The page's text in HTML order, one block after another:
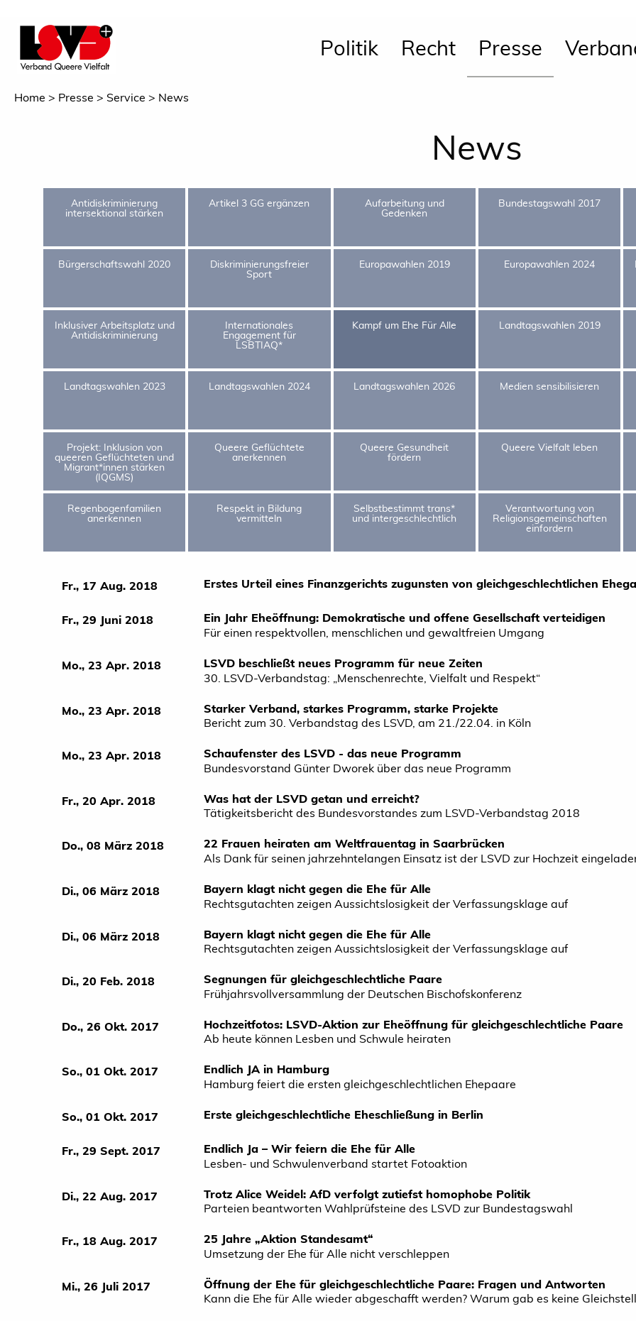
Politik Recht Presse
Home Presse Service News
News
Antidiskriminierung
intersektional stärken
Artikel 3 GG ergänzen Aufarbeitung und
Gedenken
Bundestagswahl 2017
Bürgerschaftswahl 2020 Diskriminierungsfreier
Sport
Europawahlen 2019 Europawahlen 2024
Inklusiver Arbeitsplatz und
Antidiskriminierung
Internationales
Engagement für
LSBTIAQ*
Kampf um Ehe Für Alle Landtagswahlen 2019
Landtagswahlen 2023 Landtagswahlen 2024 Landtagswahlen 2026 Medien sensibilisieren
Projekt: Inklusion von
queeren Geflüchteten und
Migrant*innen stärken
(IQGMS)
Queere Geflüchtete
anerkennen
Queere Gesundheit
fördern
Queere Vielfalt leben
Regenbogenfamilien
anerkennen
Respekt in Bildung
vermitteln
Selbstbestimmt trans*
und intergeschlechtlich
Verantwortung von
Religionsgemeinschaften
einfordern
Fr., 17 Aug. 2018 Erstes Urteil eines Finanzgerichts zugunsten von gleichgeschlechtlichen
Fr., 29 Juni 2018
Ein Jahr Eheöffnung: Demokratische und offene Gesellschaft verteidigen
Für einen respektvollen, menschlichen und gewaltfreien Umgang
Mo., 23 Apr. 2018
LSVD beschließt neues Programm für neue Zeiten
30. LSVD-Verbandstag: „Menschenrechte, Vielfalt und Respekt“
Mo., 23 Apr. 2018
Starker Verband, starkes Programm, starke Projekte
Bericht zum 30. Verbandstag des LSVD, am 21./22.04. in Köln
Mo., 23 Apr. 2018
Schaufenster des LSVD - das neue Programm
Bundesvorstand Günter Dworek über das neue Programm
Fr., 20 Apr. 2018
Was hat der LSVD getan und erreicht?
Tätigkeitsbericht des Bundesvorstandes zum LSVD-Verbandstag 2018
Do., 08 März 2018
22 Frauen heiraten am Weltfrauentag in Saarbrücken
Als Dank für seinen jahrzehntelangen Einsatz ist der LSVD zur Hochzeit
Di., 06 März 2018
Bayern klagt nicht gegen die Ehe für Alle
Rechtsgutachten zeigen Aussichtslosigkeit der Verfassungsklage auf
Di., 06 März 2018
Bayern klagt nicht gegen die Ehe für Alle
Rechtsgutachten zeigen Aussichtslosigkeit der Verfassungsklage auf
Di., 20 Feb. 2018
Segnungen für gleichgeschlechtliche Paare
Frühjahrsvollversammlung der Deutschen Bischofskonferenz
Do., 26 Okt. 2017
Hochzeitfotos: LSVD-Aktion zur Eheöffnung für gleichgeschlechtliche Paare
Ab heute können Lesben und Schwule heiraten
So., 01 Okt. 2017
Endlich JA in Hamburg
Hamburg feiert die ersten gleichgeschlechtlichen Ehepaare
So., 01 Okt. 2017 Erste gleichgeschlechtliche Eheschließung in Berlin
Fr., 29 Sept. 2017
Endlich Ja – Wir feiern die Ehe für Alle
Lesben- und Schwulenverband startet Fotoaktion
Di., 22 Aug. 2017
Trotz Alice Weidel: AfD verfolgt zutiefst homophobe Politik
Parteien beantworten Wahlprüfsteine des LSVD zur Bundestagswahl
Fr., 18 Aug. 2017
25 Jahre „Aktion Standesamt“
Umsetzung der Ehe für Alle nicht verschleppen
Mi., 26 Juli 2017
Öffnung der Ehe für gleichgeschlechtliche Paare: Fragen und Antworten
Kann die Ehe für Alle wieder abgeschafft werden? Warum gab es keine